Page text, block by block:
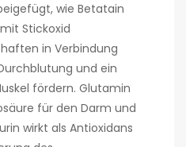
wie Betatain
Stickoxid
in Verbindung
und ein
fördern. Glutamin
für den Darm und
wirkt als Antioxidans